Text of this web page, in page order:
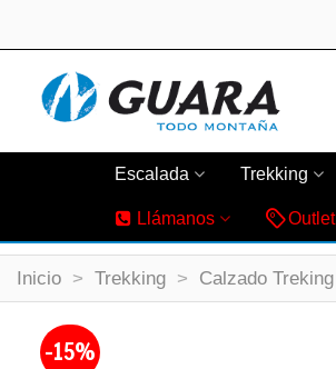
Escalada Trekking
Llámanos Outlet
Inicio > Trekking > Calzado Treking
-15%